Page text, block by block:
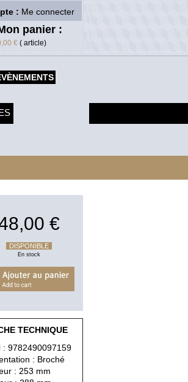
: Me connecter
panier :
€ ( article)
€
DISPONIBLE
En stock
TECHNIQUE
: 9782490097159
: Broché
: 253 mm